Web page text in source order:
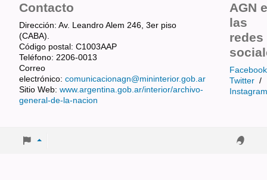
Contacto
Dirección: Av. Leandro Alem 246, 3er piso
(CABA).
Código postal: C1003AAP
Teléfono: 2206-0013
Correo
electrónico: comunicacionagn@mininterior.gob.ar
Sitio Web: www.argentina.gob.ar/interior/archivo-
general-de-la-nacion
AGN
las
redes
Facebook
Twitter /
Instagram